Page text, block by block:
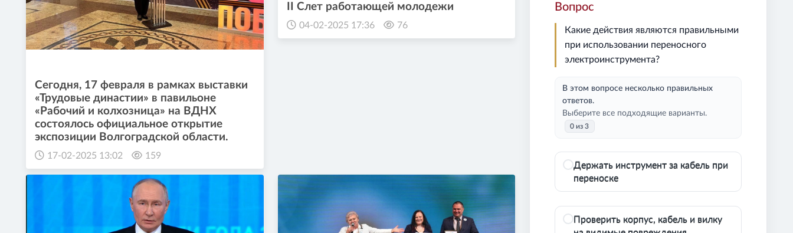
Сегодня, 17 февраля в рамках выставки
«Трудовые династии» в павильоне
«Рабочий и колхозница» на ВДНХ
состоялось официальное открытие
экспозиции Волгоградской области.
17-02-2025 13:02 159
II Слет работающей молодежи
04-02-2025 17:36 76
Вопрос
Какие действия являются правильными
при использовании переносного
электроинструмента?
В этом вопросе несколько правильных
ответов.
Выберите все подходящие варианты.
0 из 3
Держать инструмент за кабель при
переноске
Проверить корпус, кабель и вилку